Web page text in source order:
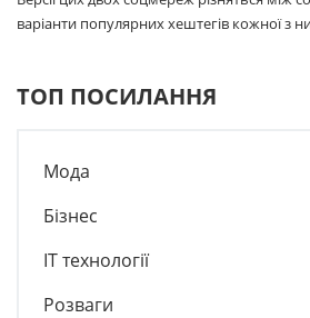
варіанти популярних хештегів кожної з
ТОП ПОСИЛАННЯ
Мода
Бізнес
IT технології
Розваги